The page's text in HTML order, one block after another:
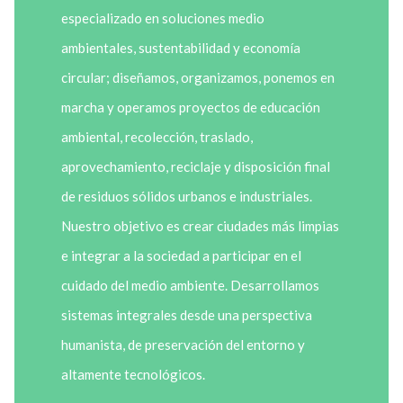
especializado en soluciones medio
ambientales, sustentabilidad y economía
circular; diseñamos, organizamos, ponemos en
marcha y operamos proyectos de educación
ambiental, recolección, traslado,
aprovechamiento, reciclaje y disposición final
de residuos sólidos urbanos e industriales.
Nuestro objetivo es crear ciudades más limpias
e integrar a la sociedad a participar en el
cuidado del medio ambiente. Desarrollamos
sistemas integrales desde una perspectiva
humanista, de preservación del entorno y
altamente tecnológicos.